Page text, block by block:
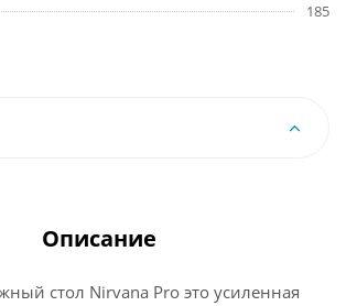
185
Описание
стол Nirvana Pro это усиленная